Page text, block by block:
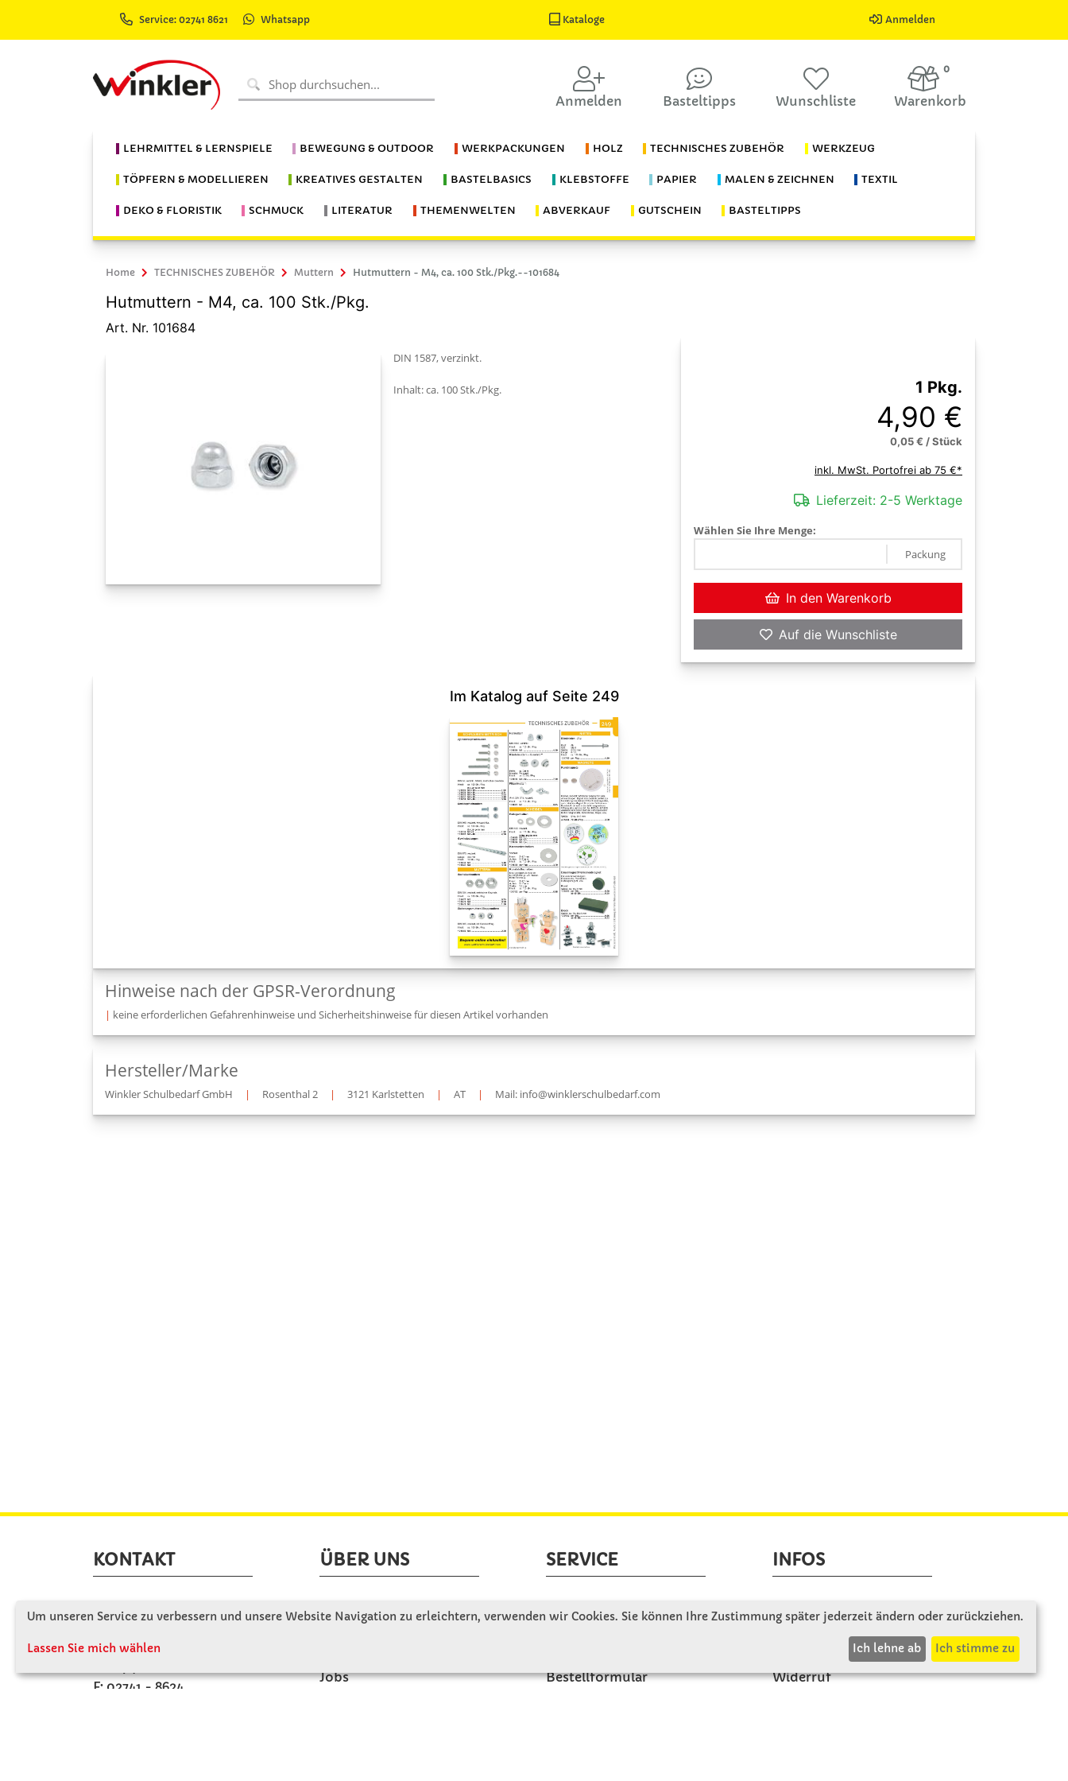
Service: 02741 8621 Whatsapp Kataloge Anmelden
Anmelden Basteltipps Wunschliste
0
Warenkorb
LEHRMITTEL & LERNSPIELE BEWEGUNG & OUTDOOR WERKPACKUNGEN HOLZ TECHNISCHES ZUBEHÖR WERKZEUG
TÖPFERN & MODELLIEREN KREATIVES GESTALTEN BASTELBASICS KLEBSTOFFE PAPIER MALEN & ZEICHNEN TEXTIL
DEKO & FLORISTIK SCHMUCK LITERATUR THEMENWELTEN ABVERKAUF GUTSCHEIN BASTELTIPPS
Home TECHNISCHES ZUBEHÖR Muttern Hutmuttern - M4, ca. 100 Stk./Pkg.--101684
Hutmuttern - M4, ca. 100 Stk./Pkg.
Art. Nr. 101684
DIN 1587, verzinkt.
Inhalt: ca. 100 Stk./Pkg. 1 Pkg.
4,90 €
0,05 € / Stück
inkl. MwSt. Portofrei ab 75 €*
Lieferzeit: 2-5 Werktage
Wählen Sie Ihre Menge:
Packung
In den Warenkorb
Auf die Wunschliste
Im Katalog auf Seite 249
Hinweise nach der GPSR-Verordnung
| keine erforderlichen Gefahrenhinweise und Sicherheitshinweise für diesen Artikel vorhanden
Hersteller/Marke
Winkler Schulbedarf GmbH | Rosenthal 2 | 3121 Karlstetten | AT | Mail: info@winklerschulbedarf.com
KONTAKT
Winkler Schulbedarf GmbH
A - 3121 Karlstetten
F: 02741 - 8624
ÜBER UNS
Wir stellen uns vor
Jobs
SERVICE
Gute Gründe für Winkler
Bestellformular
INFOS
Zahlung & Versand
Rücksendung
Widerruf
Um unseren Service zu verbessern und unsere Website Navigation zu erleichtern, verwenden wir Cookies. Sie können Ihre Zustimmung später jederzeit ändern oder zurückziehen.
Lassen Sie mich wählen Ich lehne ab Ich stimme zu